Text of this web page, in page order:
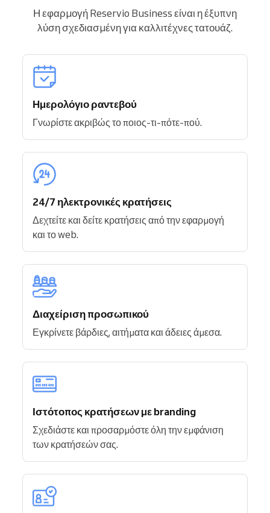
Η εφαρμογή Reservio Business είναι η έξυπνη
λύση σχεδιασμένη για καλλιτέχνες τατουάζ.
Ημερολόγιο ραντεβού
Γνωρίστε ακριβώς το ποιος-τι-πότε-πού.
24/7 ηλεκτρονικές κρατήσεις
Δεχτείτε και δείτε κρατήσεις από την εφαρμογή
και το web.
Διαχείριση προσωπικού
Εγκρίνετε βάρδιες, αιτήματα και άδειες άμεσα.
Ιστότοπος κρατήσεων με branding
Σχεδιάστε και προσαρμόστε όλη την εμφάνιση
των κρατήσεών σας.